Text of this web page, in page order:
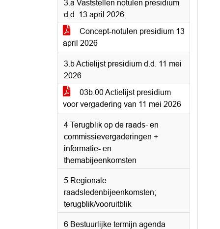
3.a Vaststellen notulen presidium
d.d. 13 april 2026
Concept-notulen presidium 13
april 2026
3.b Actielijst presidium d.d. 11 mei
2026
03b.00 Actielijst presidium
voor vergadering van 11 mei 2026
4 Terugblik op de raads- en
commissievergaderingen +
informatie- en
themabijeenkomsten
5 Regionale
raadsledenbijeenkomsten;
terugblik/vooruitblik
6 Bestuurlijke termijn agenda